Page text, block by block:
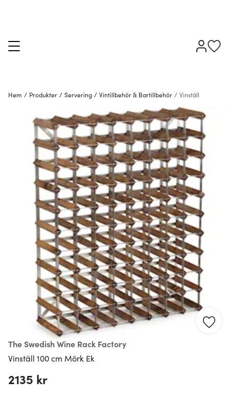
Hem / Produkter / Servering / Vintillbehör & Bartillbehör / Vinställ
The Swedish Wine Rack Factory
Vinställ 100 cm Mörk Ek
2135 kr